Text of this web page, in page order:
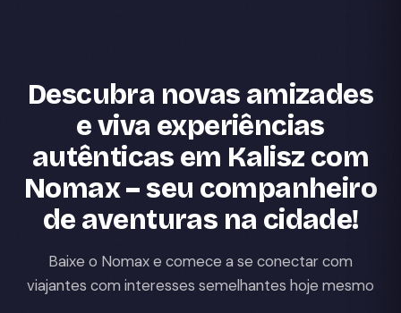
Descubra novas amizades
e viva experiências
autênticas em Kalisz com
Nomax – seu companheiro
de aventuras na cidade!
Baixe o Nomax e comece a se conectar com
viajantes com interesses semelhantes hoje mesmo